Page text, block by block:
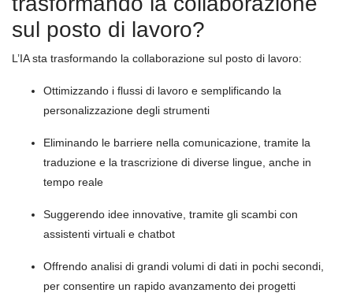
sul posto di lavoro?
L’IA sta trasformando la collaborazione sul posto di lavoro:
Ottimizzando i flussi di lavoro e semplificando la
personalizzazione degli strumenti
Eliminando le barriere nella comunicazione, tramite la
traduzione e la trascrizione di diverse lingue, anche in
tempo reale
Suggerendo idee innovative, tramite gli scambi con
assistenti virtuali e chatbot
Offrendo analisi di grandi volumi di dati in pochi secondi,
per consentire un rapido avanzamento dei progetti